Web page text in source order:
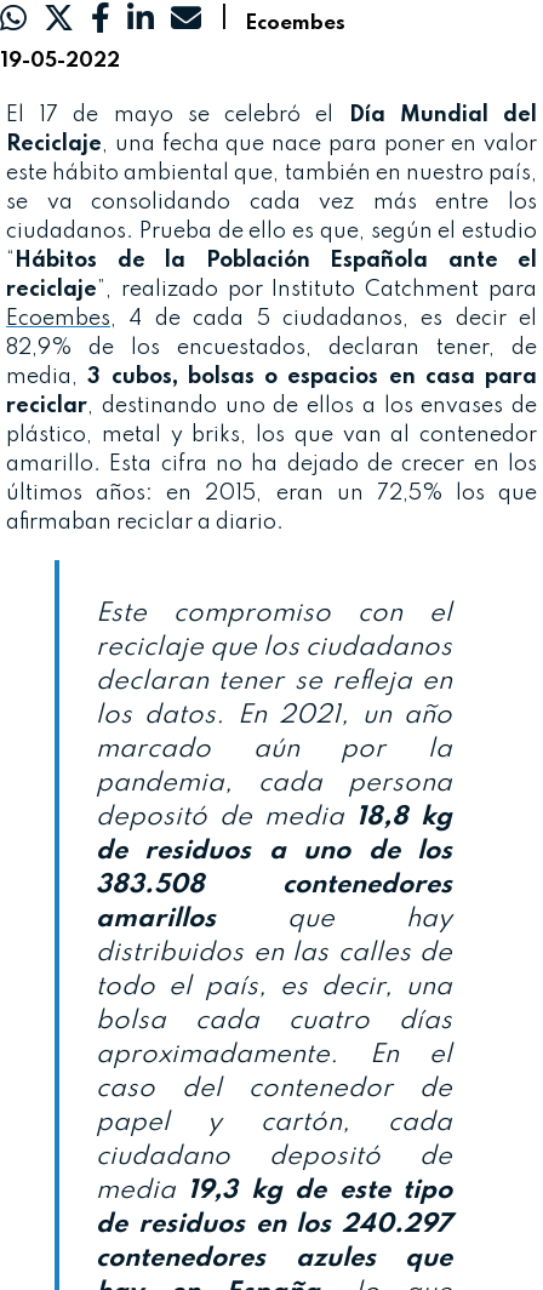
Ecoembes
19-05-2022
El 17 de mayo se celebró el
Día Mundial del
Reciclaje, una fecha que nace para poner en valor
este hábito ambiental que, también en nuestro país,
se va consolidando cada vez más entre los
ciudadanos. Prueba de ello es que, según el estudio
“ Hábitos de la Población Española ante el
reciclaje”, realizado por Instituto Catchment para
Ecoembes, 4 de cada 5 ciudadanos, es decir el
82,9% de los encuestados, declaran tener, de
media, 3 cubos, bolsas o espacios en casa para
reciclar, destinando uno de ellos a los envases de
plástico, metal y briks, los que van al contenedor
amarillo. Esta cifra no ha dejado de crecer en los
últimos años: en 2015, eran un 72,5% los que
afirmaban reciclar a diario.
Este compromiso con el
reciclaje que los ciudadanos
declaran tener se refleja en
los datos. En 2021, un año
marcado aún por la
pandemia, cada persona
depositó de media 18,8 kg
de residuos a uno de los
383.508 contenedores
amarillosque hay
distribuidos en las calles de
todo el país, es decir, una
bolsa cada cuatro días
aproximadamente. En el
caso del contenedor de
papel y cartón, cada
ciudadano depositó de
media 19,3 kg de este tipo
de residuos en los 240.297
contenedores azules que